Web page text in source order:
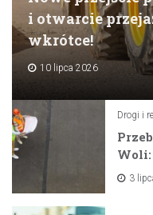
i otwarcie
wkrótce!
10 lipca 2026
Drogi i
na3